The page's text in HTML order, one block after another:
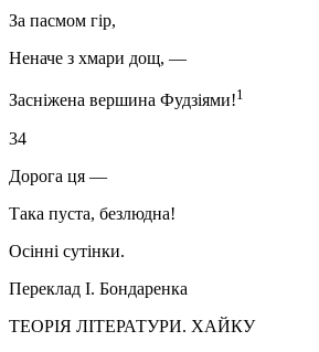
За пасмом гір,
Неначе з хмари дощ, —
Засніжена вершина Фудзіями!1
34
Дорога ця —
Така пуста, безлюдна!
Осінні сутінки.
Переклад І. Бондаренка
ТЕОРІЯ ЛІТЕРАТУРИ. ХАЙКУ